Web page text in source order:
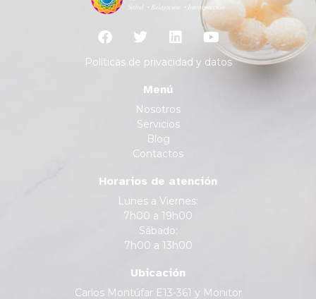
Políticas de privacidad y datos
Menú
Nosotros
Servicios
Blog
Contactos
Horarios de atención
Lunes a Viernes:
7h00 a 19h00
Sábado:
7h00 a 13h00
Ubicación
Carlos Montúfar E13-361 y Monitor